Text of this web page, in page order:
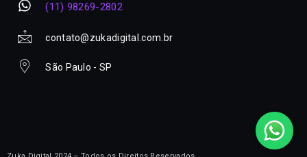
(11) 98269-2802
contato@zukadigital.com.br
São Paulo - SP